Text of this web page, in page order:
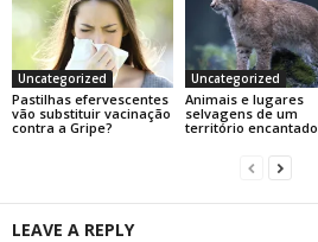
Uncategorized
Pastilhas efervescentes
vão substituir vacinação
contra a Gripe?
Uncategorized
Animais e lugares
selvagens de um
território encantado
LEAVE A REPLY